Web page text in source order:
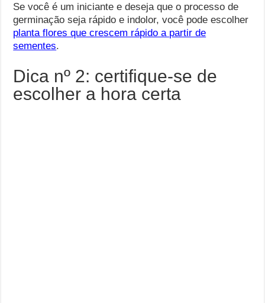
Se você é um iniciante e deseja que o processo de
germinação seja rápido e indolor, você pode escolher
planta flores que crescem rápido a partir de
sementes.
Dica nº 2: certifique-se de
escolher a hora certa